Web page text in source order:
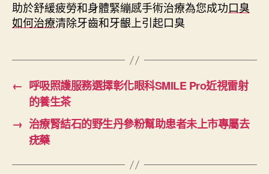
助於舒緩疲勞和身體緊繃感手術治療為您成功口臭
如何治療清除牙齒和牙齦上引起口臭
← 呼吸照護服務選擇彰化眼科SMILE Pro近視雷射
的養生茶
→ 治療腎結石的野生丹參粉幫助患者未上市專屬去
疣藥